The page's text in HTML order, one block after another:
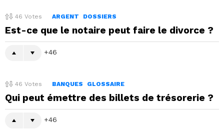
46 Votes ARGENT DOSSIERS
Est-ce que le notaire peut faire le divorce ?
46
46 Votes BANQUES GLOSSAIRE
Qui peut émettre des billets de trésorerie ?
46